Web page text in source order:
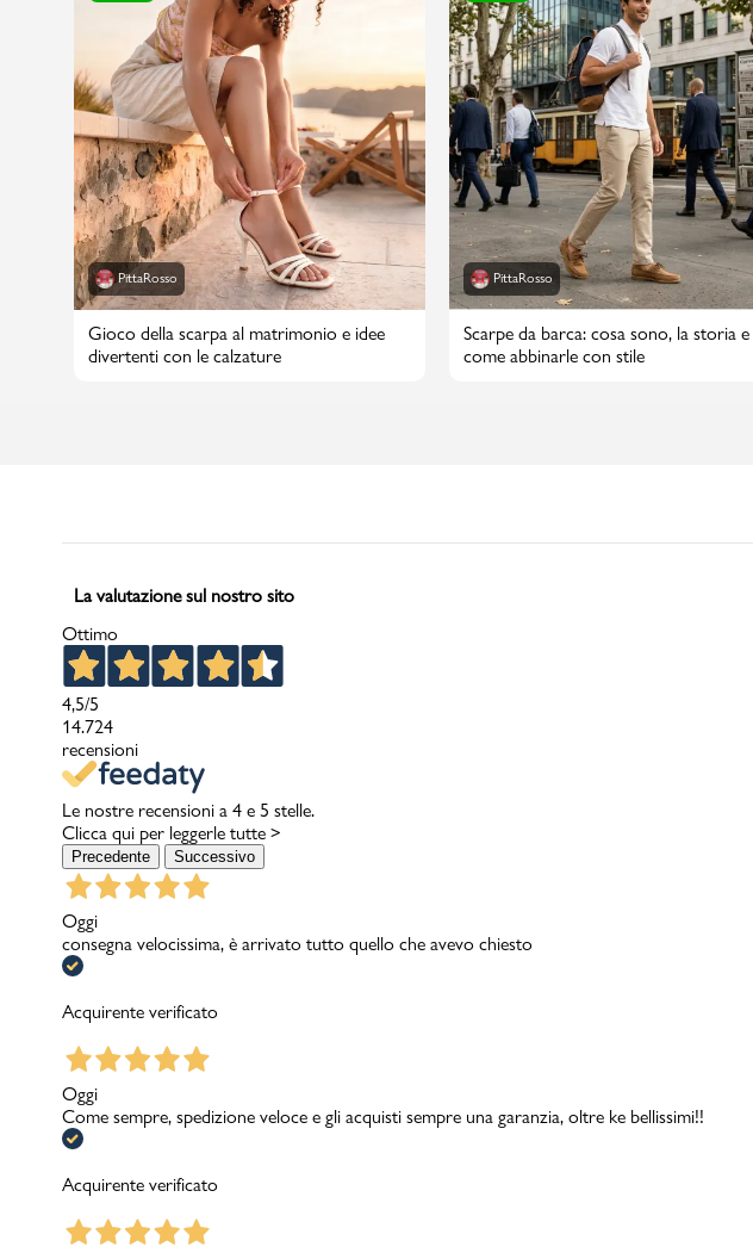
PittaRosso
Gioco della scarpa al matrimonio e idee
divertenti con le calzature
PittaRosso
Scarpe da barca: cosa sono, la storia e
come abbinarle con stile
La valutazione sul nostro sito
Ottimo
4,5/5
14.724
recensioni
Le nostre recensioni a 4 e 5 stelle.
Clicca qui per leggerle tutte >
Precedente Successivo
Oggi
consegna velocissima, è arrivato tutto quello che avevo chiesto
Acquirente verificato
Oggi
Come sempre, spedizione veloce e gli acquisti sempre una garanzia, oltre ke bellissimi!!
Acquirente verificato